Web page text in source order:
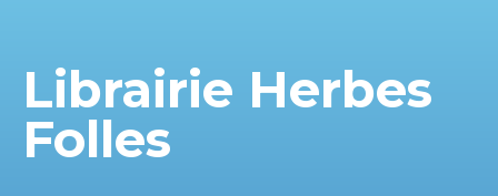
Librairie Herbes
Folles